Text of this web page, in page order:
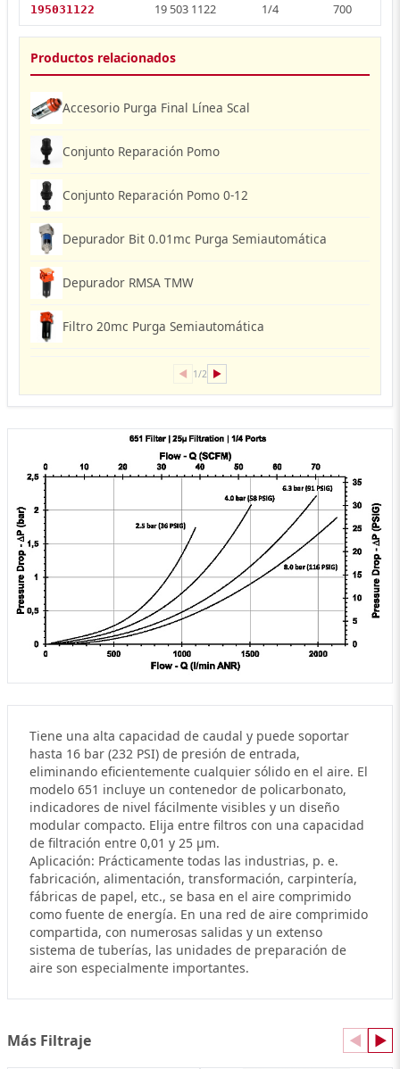
195031122 19 503 1122 1/4 700
Productos relacionados
Accesorio Purga Final Línea Scal
Conjunto Reparación Pomo
Conjunto Reparación Pomo 0-12
Depurador Bit 0.01mc Purga Semiautomática
Depurador RMSA TMW
Filtro 20mc Purga Semiautomática
◀ 1/2 ▶
Tiene una alta capacidad de caudal y puede soportar
hasta 16 bar (232 PSI) de presión de entrada,
eliminando eficientemente cualquier sólido en el aire. El
modelo 651 incluye un contenedor de policarbonato,
indicadores de nivel fácilmente visibles y un diseño
modular compacto. Elija entre filtros con una capacidad
de filtración entre 0,01 y 25 µm.
Aplicación: Prácticamente todas las industrias, p. e.
fabricación, alimentación, transformación, carpintería,
fábricas de papel, etc., se basa en el aire comprimido
como fuente de energía. En una red de aire comprimido
compartida, con numerosas salidas y un extenso
sistema de tuberías, las unidades de preparación de
aire son especialmente importantes.
Más Filtraje ◀ ▶